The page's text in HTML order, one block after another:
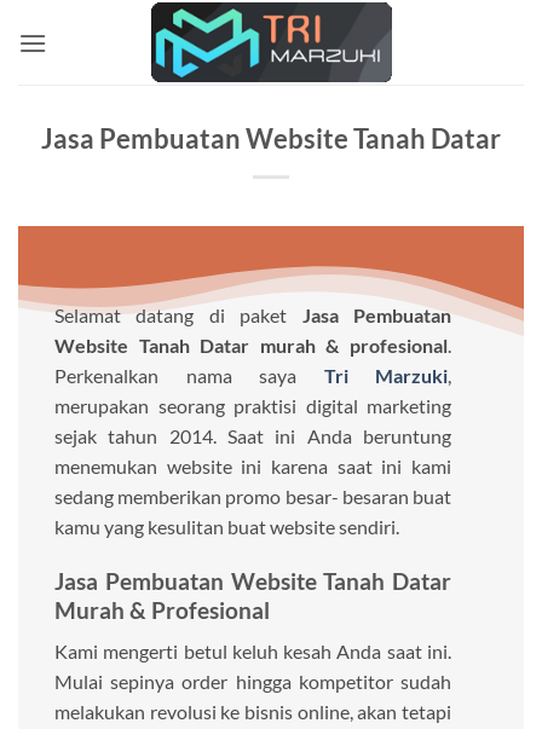
Jasa Pembuatan Website Tanah Datar
Selamat datang di paket Jasa Pembuatan
Website Tanah Datar murah & profesional.
Perkenalkan nama saya Tri Marzuki,
merupakan seorang praktisi digital marketing
sejak tahun 2014. Saat ini Anda beruntung
menemukan website ini karena saat ini kami
sedang memberikan promo besar- besaran buat
kamu yang kesulitan buat website sendiri.
Jasa Pembuatan Website Tanah Datar
Murah & Profesional
Kami mengerti betul keluh kesah Anda saat ini.
Mulai sepinya order hingga kompetitor sudah
melakukan revolusi ke bisnis online, akan tetapi